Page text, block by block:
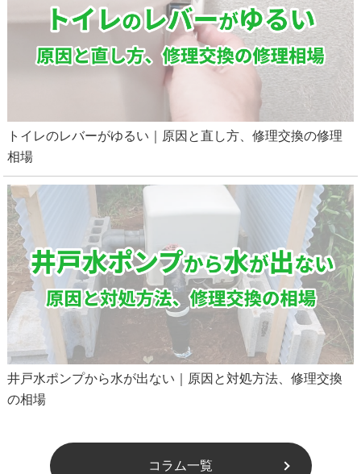
トイレのレバーがゆるい｜原因と直し方、修理交換の修理
相場
井戸水ポンプから水が出ない｜原因と対処方法、修理交換
の相場
コラム一覧